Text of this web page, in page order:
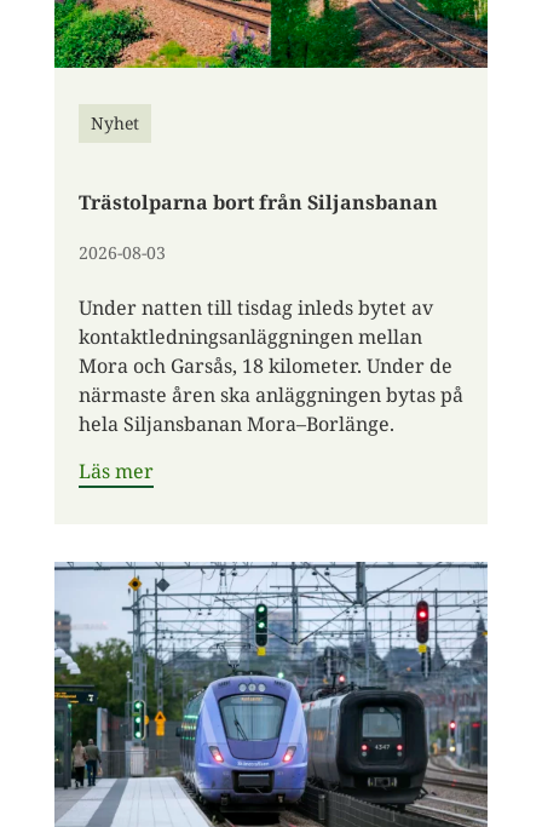
Nyhet
Trästolparna bort från Siljansbanan
2026-08-03
Under natten till tisdag inleds bytet av
kontaktledningsanläggningen mellan
Mora och Garsås, 18 kilometer. Under de
närmaste åren ska anläggningen bytas på
hela Siljansbanan Mora–Borlänge.
Läs mer